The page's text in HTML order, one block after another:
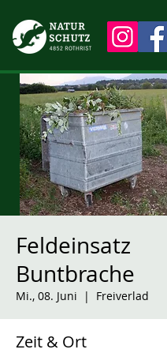
Feldeinsatz
Buntbrache
Mi., 08. Juni
  |
Freiverlad
Zeit & Ort